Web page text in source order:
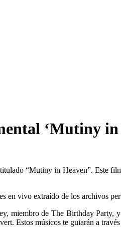
‘Mutiny
“Mutiny in Heaven”. Este
en vivo extraído de los archivos
de The Birthday Party,
Estos músicos te guiarán a